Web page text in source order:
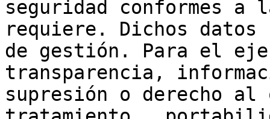
seguridad conformes a
requiere. Dichos datos
de gestión. Para el
transparencia,
supresión o derecho